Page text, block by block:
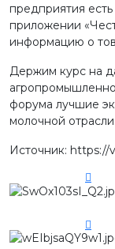
предприятия
приложении
информацию о
Держим курс на
форума лучшие
молочной
Источник: https://